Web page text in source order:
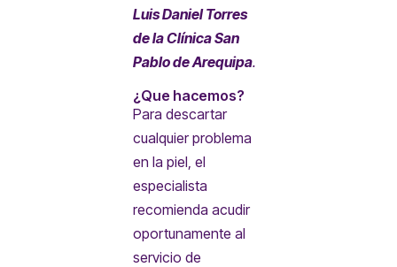
Luis Daniel Torres
de la Clínica San
Pablo de Arequipa.
¿Que hacemos?
Para descartar
cualquier problema
en la piel, el
especialista
recomienda acudir
oportunamente al
servicio de